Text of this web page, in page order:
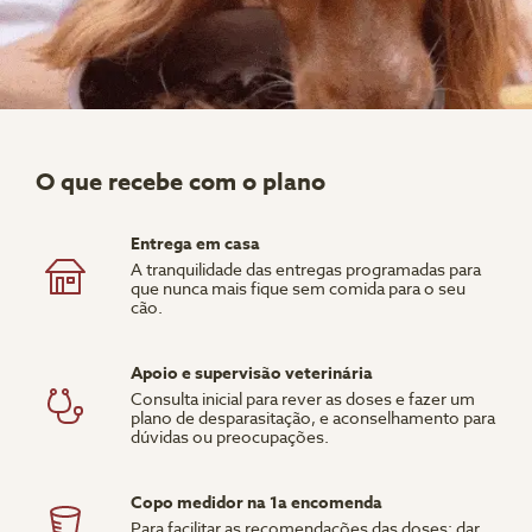
O que recebe com o plano
Entrega em casa
A tranquilidade das entregas programadas para
que nunca mais fique sem comida para o seu
cão.
Apoio e supervisão veterinária
Consulta inicial para rever as doses e fazer um
plano de desparasitação, e aconselhamento para
dúvidas ou preocupações.
Copo medidor na 1a encomenda